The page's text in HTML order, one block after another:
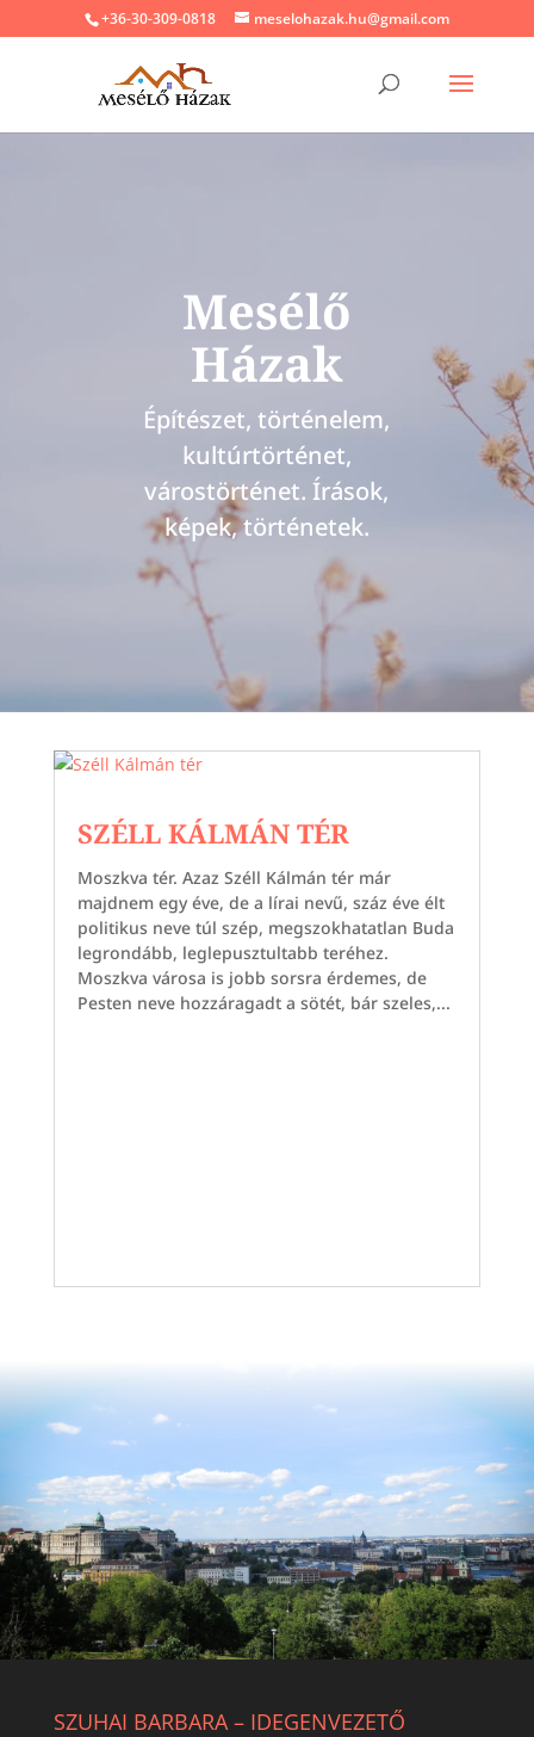
+36-30-309-0818 meselohazak.hu@gmail.com
Mesélő
Házak
Építészet, történelem,
kultúrtörténet,
várostörténet. Írások,
képek, történetek.
SZÉLL KÁLMÁN TÉR
Moszkva tér. Azaz Széll Kálmán tér már
majdnem egy éve, de a lírai nevű, száz éve élt
politikus neve túl szép, megszokhatatlan Buda
legrondább, leglepusztultabb teréhez.
Moszkva városa is jobb sorsra érdemes, de
Pesten neve hozzáragadt a sötét, bár szeles,...
SZUHAI BARBARA – IDEGENVEZETŐ